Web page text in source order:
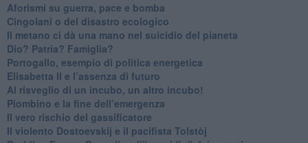
​Aforismi su guerra, pace e bomba
Cingolani o del disastro ecologico
​Il metano ci dà una mano nel suicidio del pianeta
​Dio? Patria? Famiglia?
Portogallo, esempio di politica energetica
​Elisabetta II e l’assenza di futuro
Al risveglio di un incubo, un altro incubo!
​Piombino e la fine dell’emergenza
​Il vero rischio del gassificatore
​Il violento Dostoevskij e il pacifista Tolstòj